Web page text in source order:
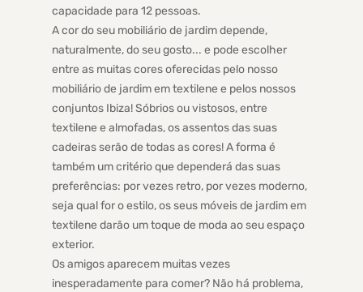
capacidade para 12 pessoas.
A cor do seu mobiliário de jardim depende,
naturalmente, do seu gosto... e pode escolher
entre as muitas cores oferecidas pelo nosso
mobiliário de jardim em textilene e pelos nossos
conjuntos Ibiza! Sóbrios ou vistosos, entre
textilene e almofadas, os assentos das suas
cadeiras serão de todas as cores! A forma é
também um critério que dependerá das suas
preferências: por vezes retro, por vezes moderno,
seja qual for o estilo, os seus móveis de jardim em
textilene darão um toque de moda ao seu espaço
exterior.
Os amigos aparecem muitas vezes
inesperadamente para comer? Não há problema,